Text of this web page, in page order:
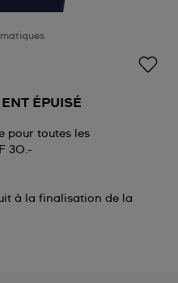
ÉPUISÉ
pour toutes les
30.-
à la finalisation de la